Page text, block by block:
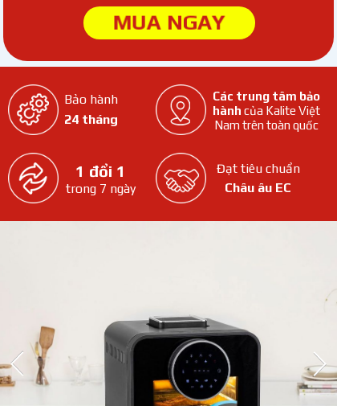
MUA NGAY
24 tháng
trong 7 ngày
1 đổi 1
Các trung tâm bảo
hành của Kalite Việt
Nam trên toàn quốc
Châu âu EC
Đạt tiêu chuẩn
Bảo hành